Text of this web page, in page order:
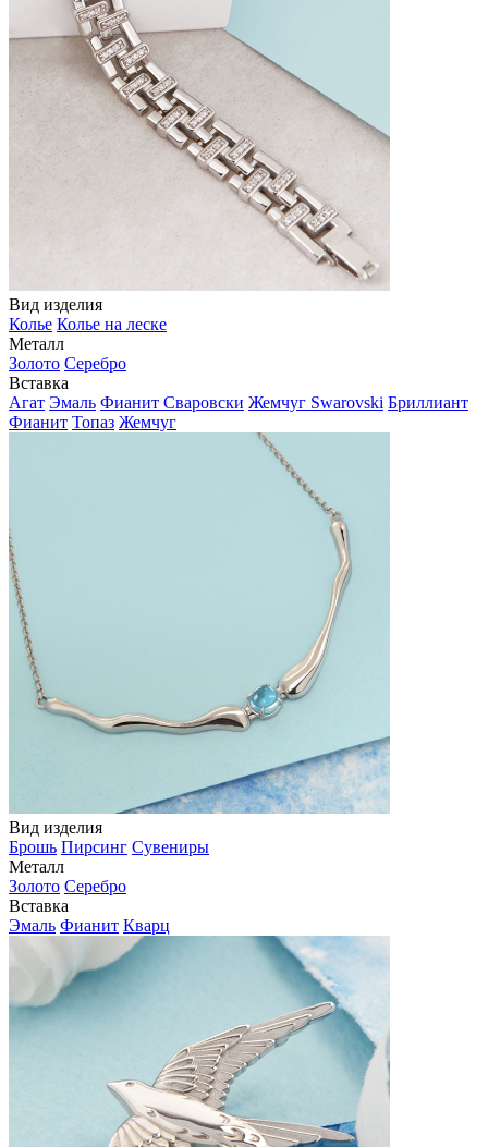
Вид изделия
Колье Колье на леске
Металл
Золото Серебро
Вставка
Агат Эмаль Фианит Сваровски Жемчуг Swarovski Бриллиант
Фианит Топаз Жемчуг
Вид изделия
Брошь Пирсинг Сувениры
Металл
Золото Серебро
Вставка
Эмаль Фианит Кварц